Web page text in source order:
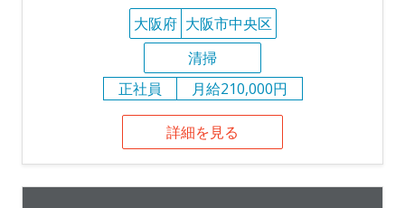
大阪府 大阪市中央区
清掃
正社員
月給210,000円
詳細を見る